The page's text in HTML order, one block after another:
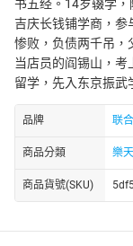
书五经。14岁辍学
吉庆长钱铺学商，参
惨败，负债两千吊，
当店员的阎锡山，
留学，先入东京振武
品牌 联
商品分類 樂
商品貨號(SKU)